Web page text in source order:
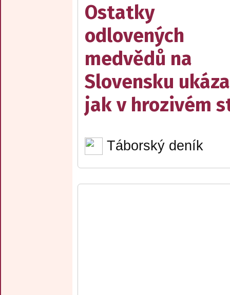
Ostatky
odlovených
medvědů na
Slovensku
jak v hrozivém
Táborský deník